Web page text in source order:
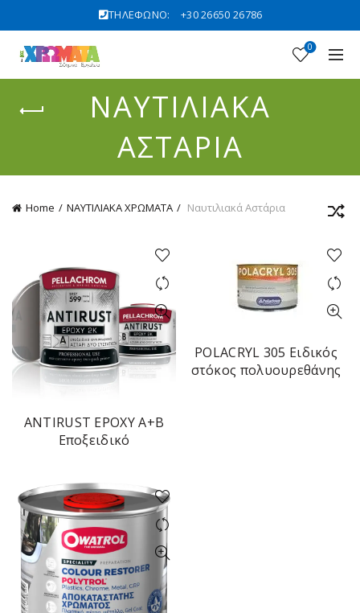
ΤΗΛΕΦΩΝΟ: +30 26650 26786
0
ΝΑΥΤΙΛΙΑΚΆ
ΑΣΤΆΡΙΑ
Home ΝΑΥΤΙΛΙΑΚΑ ΧΡΩΜΑΤΑ Ναυτιλιακά Αστάρια
ANTIRUST EPOXY Α+Β
Εποξειδικό
POLACRYL 305 Ειδικός
στόκος πολυουρεθάνης